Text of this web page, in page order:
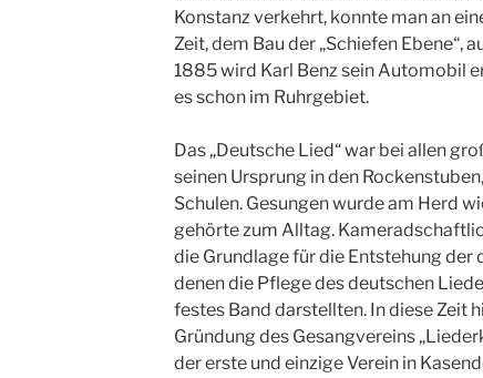
Konstanz verkehrt, konnte man an
Zeit, dem Bau der „Schiefen Ebene“,
1885 wird Karl Benz sein Automobil
es schon im Ruhrgebiet.
Das „Deutsche Lied“ war bei allen
seinen Ursprung in den
Schulen. Gesungen wurde am Herd
gehörte zum Alltag.
die Grundlage für die Entstehung der
denen die Pflege des deutschen
festes Band darstellten. In diese Zeit
Gründung des Gesangvereins
der erste und einzige Verein in